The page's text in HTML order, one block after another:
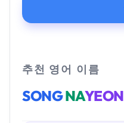
추천 영어 이름
SONGNAYEON